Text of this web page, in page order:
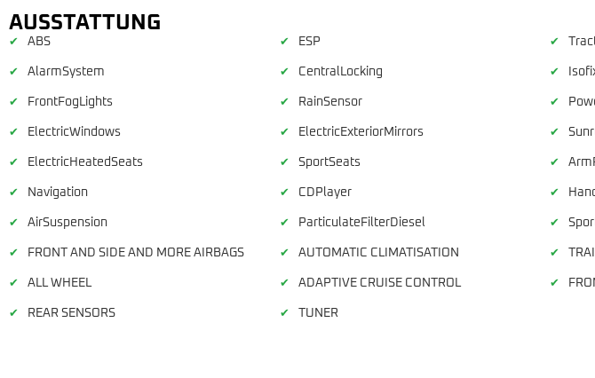
AUSSTATTUNG
✔ ABS ✔ ESP ✔
✔ AlarmSystem ✔ CentralLocking ✔
✔ FrontFogLights ✔ RainSensor ✔
✔ ElectricWindows ✔ ElectricExteriorMirrors ✔
✔ ElectricHeatedSeats ✔ SportSeats ✔
✔ Navigation ✔ CDPlayer ✔
✔ AirSuspension ✔ ParticulateFilterDiesel ✔
✔ FRONT AND SIDE AND MORE AIRBAGS ✔ AUTOMATIC CLIMATISATION ✔
✔ ALL WHEEL ✔ ADAPTIVE CRUISE CONTROL ✔
✔ REAR SENSORS ✔ TUNER